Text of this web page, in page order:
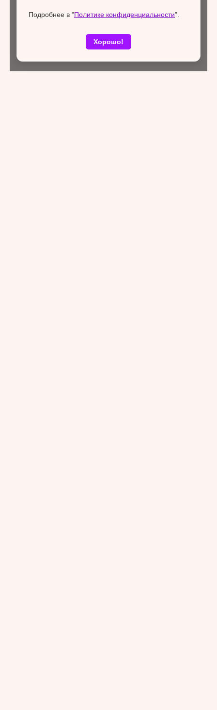
Подробнее в "Политике конфиденциальности".
Хорошо!